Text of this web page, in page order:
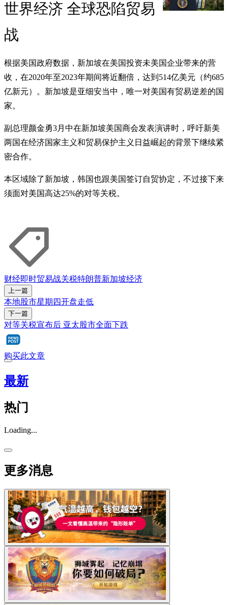
世界经济 全球恐陷贸易
战
根据美国政府数据，新加坡在美国投资未美国企业带来的营
收，在2020年至2023年期间将近翻倍，达到514亿美元（约685
亿新元）。新加坡是亚细安当中，唯一对美国有贸易逆差的国
家。
副总理颜金勇3月中在新加坡美国商会发表演讲时，呼吁新美
两国在经济国家主义和贸易保护主义日益崛起的背景下继续紧
密合作。
本区域除了新加坡，韩国也跟美国签订自贸协定，不过接下来
须面对美国高达25%的对等关税。
财经即时贸易战关税特朗普新加坡经济
上一篇
本地股市星期四开盘走低
下一篇
对等关税宣布后 亚太股市全面下跌
购买此文章
最新
热门
Loading...
更多消息